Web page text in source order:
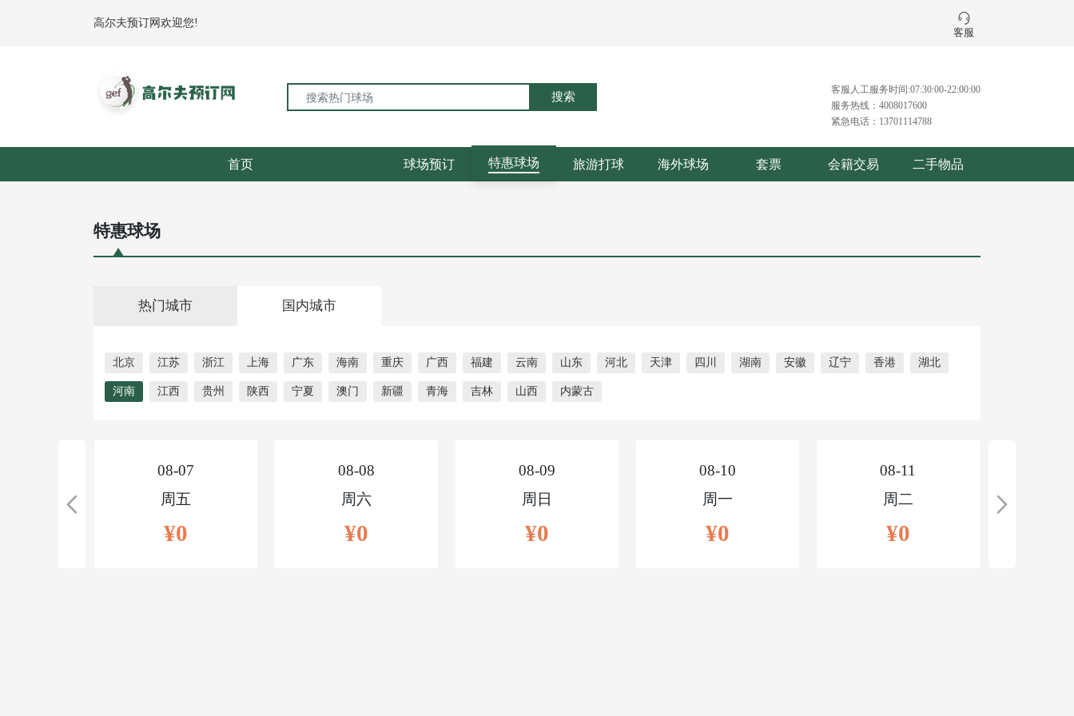
高尔夫预订网欢迎您!
客服
搜索
客服人工服务时间:07:30:00-22:00:00
服务热线：4008017600
紧急电话：13701114788
首页 球场预订 特惠球场 旅游打球 海外球场 套票 会籍交易 二手物品
特惠球场
热门城市 国内城市
北京 江苏 浙江 上海 广东 海南 重庆 广西 福建 云南 山东 河北 天津 四川 湖南 安徽 辽宁 香港 湖北
河南 江西 贵州 陕西 宁夏 澳门 新疆 青海 吉林 山西 内蒙古
08-07
周五
¥0
08-08
周六
¥0
08-09
周日
¥0
08-10
周一
¥0
08-11
周二
¥0